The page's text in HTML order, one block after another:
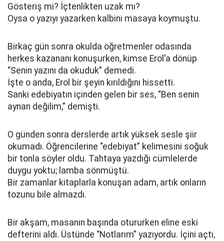
Gösteriş mi? İçtenlikten uzak mı?
Oysa o yazıyı yazarken kalbini masaya koymuştu.
Birkaç gün sonra okulda öğretmenler odasında
herkes kazananı konuşurken, kimse Erol’a dönüp
“Senin yazını da okuduk” demedi.
İşte o anda, Erol bir şeyin kırıldığını hissetti.
Sanki edebiyatın içinden gelen bir ses, “Ben senin
aynan değilim,” demişti.
O günden sonra derslerde artık yüksek sesle şiir
okumadı. Öğrencilerine “edebiyat” kelimesini soğuk
bir tonla söyler oldu. Tahtaya yazdığı cümlelerde
duygu yoktu; lamba sönmüştü.
Bir zamanlar kitaplarla konuşan adam, artık onların
tozunu bile almazdı.
Bir akşam, masanın başında otururken eline eski
defterini aldı. Üstünde “Notlarım” yazıyordu. İçini açtı,